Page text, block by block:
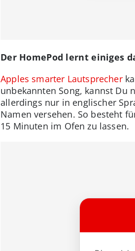
Der HomePod lernt einiges
Apples smarter Lautsprecher
unbekannten Song, kannst Du
allerdings nur in englischer
Namen versehen. So besteht
15 Minuten im Ofen zu lassen.